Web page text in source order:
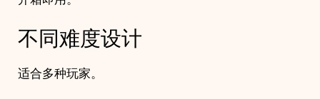
不同难度设计
适合多种玩家。